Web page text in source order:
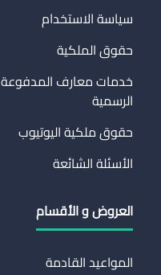
سياسة الاستخدام
حقوق الملكية
خدمات معارف المدفوعة
الرسمية
حقوق ملكية اليوتيوب
الأسئلة الشائعة
العروض و الأقسام
المواعيد القادمة